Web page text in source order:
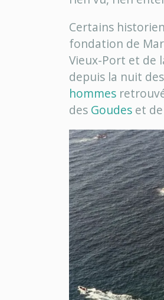
Certains
fondation de
Vieux-Port et de
depuis la nuit
hommes
des Goudes et de